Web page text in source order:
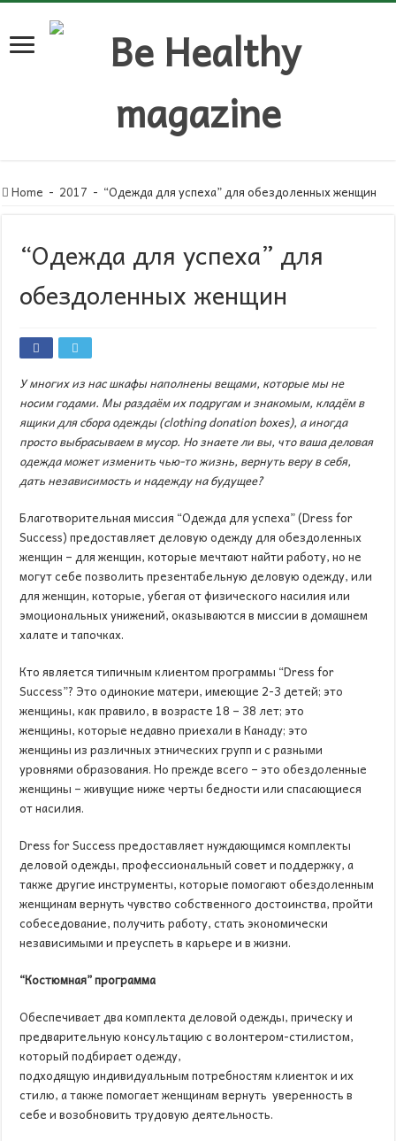
Home - 2017 - “Одежда для успеха” для обездоленных женщин
“Одежда для успеха” для
обездоленных женщин
У многих из нас шкафы наполнены вещами, которые мы не
носим годами. Мы раздаём их подругам и знакомым, кладём в
ящики для сбора одежды (clothing donation boxes), а иногда
просто выбрасываем в мусор. Но знаете ли вы, что ваша деловая
одежда может изменить чью-то жизнь, вернуть веру в себя,
дать независимость и надежду на будущее?
Благотворительная миссия “Одежда для успеха” (Dress for
Success) предоставляет деловую одежду для обездоленных
женщин – для женщин, которые мечтают найти работу, но не
могут себе позволить презентабельную деловую одежду, или
для женщин, которые, убегая от физического насилия или
эмоциональных унижений, оказываются в миссии в домашнем
халате и тапочках.
Кто является типичным клиентом программы “Dress for
Success”? Это одинокие матери, имеющие 2-3 детей; это
женщины, как правило, в возрасте 18 – 38 лет; это
женщины, которые недавно приехали в Канаду; это
женщины из различных этнических групп и с разными
уровнями образования. Но прежде всего – это обездоленные
женщины – живущие ниже черты бедности или спасающиеся
от насилия.
Dress for Success предоставляет нуждающимся комплекты
деловой одежды, профессиональный совет и поддержку, а
также другие инструменты, которые помогают обездоленным
женщинам вернуть чувство собственного достоинства, пройти
собеседование, получить работу, стать экономически
независимыми и преуспеть в карьере и в жизни.
“Костюмная” программа
Обеспечивает два комплекта деловой одежды, прическу и
предварительную консультацию с волонтером-стилистом,
который подбирает одежду,
подходящую индивидуальным потребностям клиенток и их
стилю, а также помогает женщинам вернуть уверенность в
себе и возобновить трудовую деятельность.